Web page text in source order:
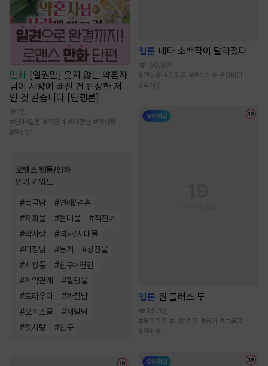
만화 [일권만] 웃지 않는 약혼자
님이 사랑에 빠진 건 변장한 저
인 것 같습니다 [단행본]
1천
#연애/결혼 #직진녀 #다정남 #짝사랑
#무심남
로맨스 웹툰/만화
인기 키워드
#능글남 #연애/결혼
#재회물 #현대물 #직진녀
#짝사랑 #역사/시대물
#다정남 #동거 #성장물
#서양풍 #친구>연인
#계약관계 #힐링물
#트라우마 #까칠남
#오피스물 #재벌남
#첫사랑 #친구
웹툰 베타 소백작이 달라졌다
160.8만
#연상수 #다정공 #츤데레수 #성비단
#떡대수
웹툰 원 플러스 투
95.3만
#무뚝뚝공 #대형견공 #동거 #능글공
#얼빠수